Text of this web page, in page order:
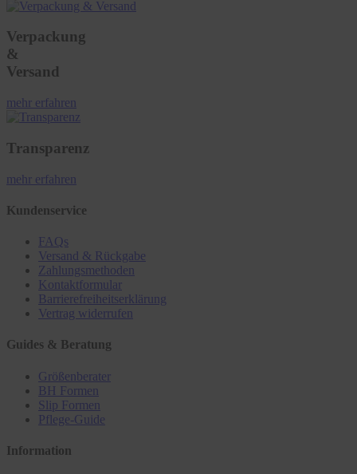
Verpackung
&
Versand
mehr erfahren
Transparenz
mehr erfahren
Kundenservice
FAQs
Versand & Rückgabe
Zahlungsmethoden
Kontaktformular
Barrierefreiheitserklärung
Vertrag widerrufen
Guides & Beratung
Größenberater
BH Formen
Slip Formen
Pflege-Guide
Information